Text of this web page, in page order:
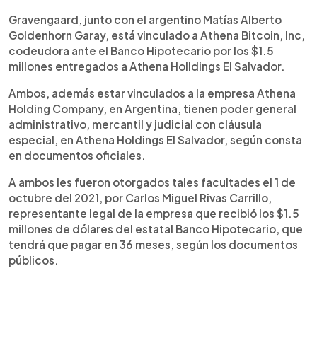
Gravengaard, junto con el argentino Matías Alberto
Goldenhorn Garay, está vinculado a Athena Bitcoin, Inc,
codeudora ante el Banco Hipotecario por los $1.5
millones entregados a Athena Holldings El Salvador.
Ambos, además estar vinculados a la empresa Athena
Holding Company, en Argentina, tienen poder general
administrativo, mercantil y judicial con cláusula
especial, en Athena Holdings El Salvador, según consta
en documentos oficiales.
A ambos les fueron otorgados tales facultades el 1 de
octubre del 2021, por Carlos Miguel Rivas Carrillo,
representante legal de la empresa que recibió los $1.5
millones de dólares del estatal Banco Hipotecario, que
tendrá que pagar en 36 meses, según los documentos
públicos.